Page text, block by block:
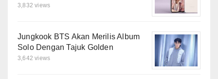
3,832 views
Jungkook BTS Akan Merilis Album
Solo Dengan Tajuk Golden
3,642 views